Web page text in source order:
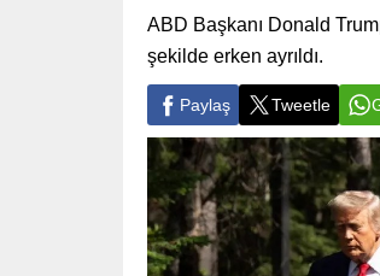
ABD Başkanı Donald
şekilde erken ayrıldı.
Paylaş Tweetle